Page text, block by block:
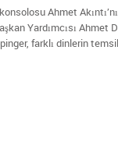
Ahmet
Yardımcısı
farklı dinlerin